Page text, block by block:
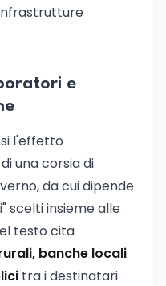
e
l'effetto
una corsia di
da cui dipende
scelti insieme alle
testo cita
banche locali
tra i destinatari